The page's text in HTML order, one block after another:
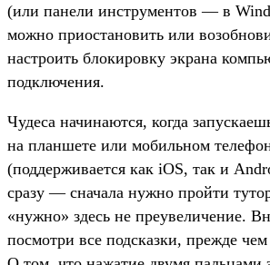
(или панели инструментов — в
можно приостановить или
настроить блокировку экрана
подключения.
Чудеса начинаются, когда
на планшете или мобильном
(поддерживается как iOS, так и
сразу — сначала нужно пройти
«нужно» здесь не преувеличение.
посмотри все подсказки, прежде чем